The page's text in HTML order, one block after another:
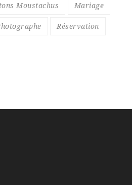
Moustachus Mariage
Réservation